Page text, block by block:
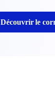
Découvrir le